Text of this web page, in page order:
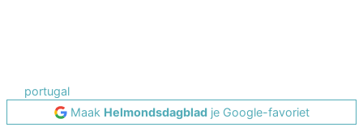
portugal
Maak Helmondsdagbladje Google-favoriet